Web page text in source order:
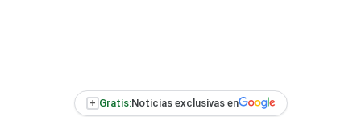
+ Gratis:Noticias exclusivas en